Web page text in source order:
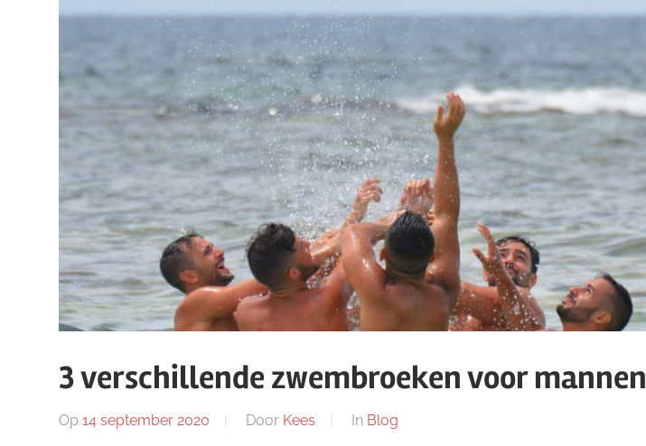
3 verschillende zwembroeken voor mannen
Op 14 september 2020 Door Kees In Blog